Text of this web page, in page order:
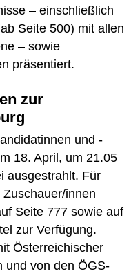
– einschließlich
Seite 500) mit allen
– sowie
präsentiert.
zur
und -
18. April, um 21.05
ausgestrahlt. Für
innen
Seite 777 sowie auf
zur Verfügung.
Österreichischer
und von den ÖGS-